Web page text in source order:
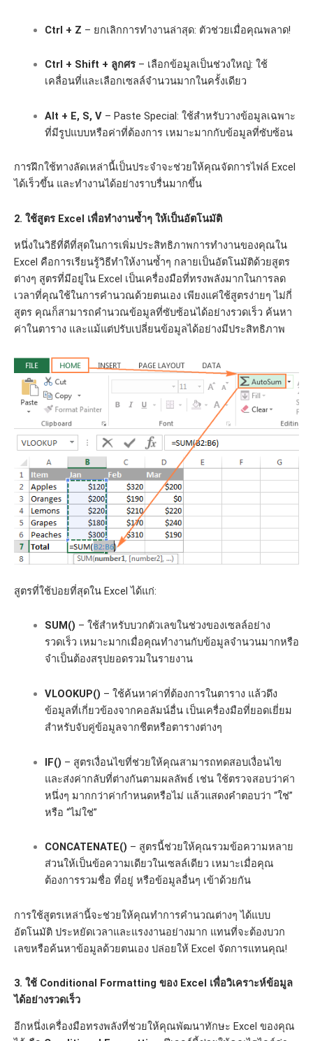
Ctrl + Z – ยกเลิกการทำงานล่าสุด: ตัวช่วยเมื่อคุณพลาด!
Ctrl + Shift + ลูกศร– เลือกข้อมูลเป็นช่วงใหญ่: ใช้
เคลื่อนที่และเลือกเซลล์จำนวนมากในครั้งเดียว
Alt + E, S, V– Paste Special: ใช้สำหรับวางข้อมูลเฉพาะ
ที่มีรูปแบบหรือค่าที่ต้องการ เหมาะมากกับข้อมูลที่ซับซ้อน
การฝึกใช้ทางลัดเหล่านี้เป็นประจำจะช่วยให้คุณจัดการไฟล์ Excel
ได้เร็วขึ้น และทำงานได้อย่างราบรื่นมากขึ้น
2. ใช้สูตร Excel เพื่อทำงานซ้ำๆ ให้เป็นอัตโนมัติ
หนึ่งในวิธีที่ดีที่สุดในการเพิ่มประสิทธิภาพการทำงานของคุณใน
Excel คือการเรียนรู้วิธีทำให้งานซ้ำๆ กลายเป็นอัตโนมัติด้วยสูตร
ต่างๆ สูตรที่มีอยู่ใน Excel เป็นเครื่องมือที่ทรงพลังมากในการลด
เวลาที่คุณใช้ในการคำนวณด้วยตนเอง เพียงแค่ใช้สูตรง่ายๆ ไม่กี่
สูตร คุณก็สามารถคำนวณข้อมูลที่ซับซ้อนได้อย่างรวดเร็ว ค้นหา
ค่าในตาราง และแม้แต่ปรับเปลี่ยนข้อมูลได้อย่างมีประสิทธิภาพ
สูตรที่ใช้บ่อยที่สุดใน Excel ได้แก่:
SUM() – ใช้สำหรับบวกตัวเลขในช่วงของเซลล์อย่าง
รวดเร็ว เหมาะมากเมื่อคุณทำงานกับข้อมูลจำนวนมากหรือ
จำเป็นต้องสรุปยอดรวมในรายงาน
VLOOKUP() – ใช้ค้นหาค่าที่ต้องการในตาราง แล้วดึง
ข้อมูลที่เกี่ยวข้องจากคอลัมน์อื่น เป็นเครื่องมือที่ยอดเยี่ยม
สำหรับจับคู่ข้อมูลจากชีตหรือตารางต่างๆ
IF() – สูตรเงื่อนไขที่ช่วยให้คุณสามารถทดสอบเงื่อนไข
และส่งค่ากลับที่ต่างกันตามผลลัพธ์ เช่น ใช้ตรวจสอบว่าค่า
หนึ่งๆ มากกว่าค่ากำหนดหรือไม่ แล้วแสดงคำตอบว่า “ใช่”
หรือ “ไม่ใช่”
CONCATENATE() – สูตรนี้ช่วยให้คุณรวมข้อความหลาย
ส่วนให้เป็นข้อความเดียวในเซลล์เดียว เหมาะเมื่อคุณ
ต้องการรวมชื่อ ที่อยู่ หรือข้อมูลอื่นๆ เข้าด้วยกัน
การใช้สูตรเหล่านี้จะช่วยให้คุณทำการคำนวณต่างๆ ได้แบบ
อัตโนมัติ ประหยัดเวลาและแรงงานอย่างมาก แทนที่จะต้องบวก
เลขหรือค้นหาข้อมูลด้วยตนเอง ปล่อยให้ Excel จัดการแทนคุณ!
3. ใช้ Conditional Formatting ของ Excel เพื่อวิเคราะห์ข้อมูล
ได้อย่างรวดเร็ว
อีกหนึ่งเครื่องมือทรงพลังที่ช่วยให้คุณพัฒนาทักษะ Excel ของคุณ